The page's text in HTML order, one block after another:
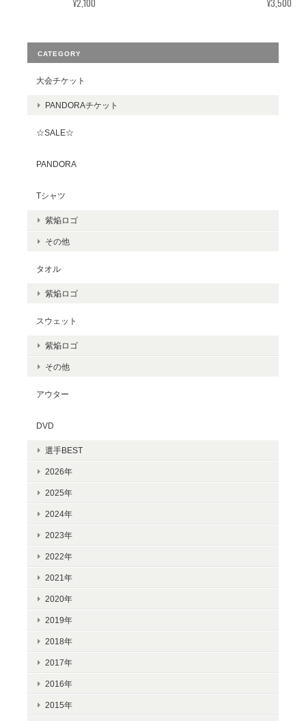
¥2,100 ¥3,500
CATEGORY
大会チケット
PANDORAチケット
☆SALE☆
PANDORA
Tシャツ
紫焔ロゴ
その他
タオル
紫焔ロゴ
スウェット
紫焔ロゴ
その他
アウター
DVD
選手BEST
2026年
2025年
2024年
2023年
2022年
2021年
2020年
2019年
2018年
2017年
2016年
2015年